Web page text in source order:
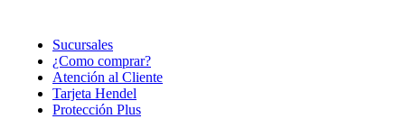
Sucursales
¿Como comprar?
Atención al Cliente
Tarjeta Hendel
Protección Plus